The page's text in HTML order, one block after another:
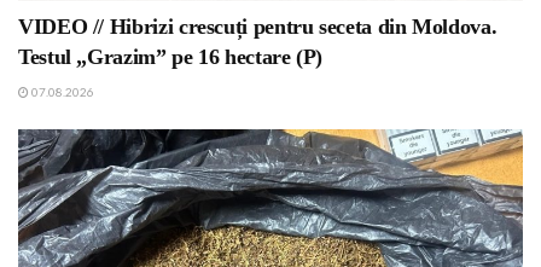
VIDEO // Hibrizi crescuți pentru seceta din Moldova.
Testul „Grazim” pe 16 hectare (P)
07.08.2026